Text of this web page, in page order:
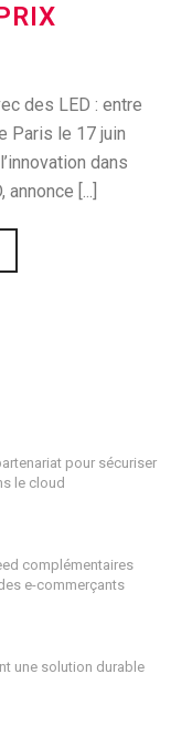
des LED : entre
Paris le 17 juin
dans
[...]
pour sécuriser
le cloud
complémentaires
e-commerçants
une solution durable